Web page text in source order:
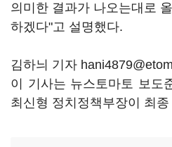
의미한 결과가 나오는대로
하겠다"고 설명했다.
김하늬 기자
이 기사는 뉴스토마토 보도
최신형 정치정책부장이 최